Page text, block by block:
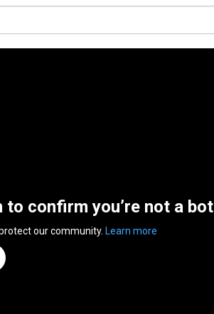
to confirm you’re not a bot
our community. Learn more